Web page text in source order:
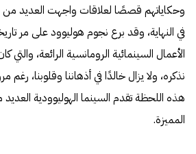
وحكاياتهم قصصًا لعلاقات واجهت العديد من
في النهاية، وقد برع نجوم هوليوود على مر
الأعمال السينمائية الرومانسية الرائعة، والتي
نذكره، ولا يزال خالدًا في أذهاننا وقلوبنا،
هذه اللحظة تقدم السينما الهوليوودية العديد
المميزة.